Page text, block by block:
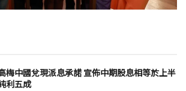
梅中國兌現派息承諾 宣佈中期股息相等於上半
利五成